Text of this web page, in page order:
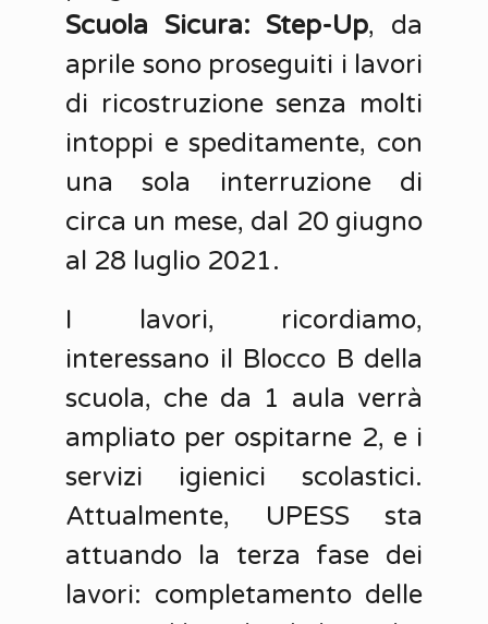
Scuola Sicura: Step-Up, da
aprile sono proseguiti i lavori
di ricostruzione senza molti
intoppi e speditamente, con
una sola interruzione di
circa un mese, dal 20 giugno
al 28 luglio 2021.
I lavori, ricordiamo,
interessano il Blocco B della
scuola, che da 1 aula verrà
ampliato per ospitarne 2, e i
servizi igienici scolastici.
Attualmente, UPESS sta
attuando la terza fase dei
lavori: completamento delle